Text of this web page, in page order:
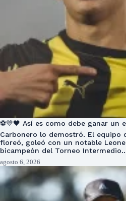
⚽💛🖤 Así es como debe ganar un
Carbonero lo demostró. El equipo
floreó, goleó con un notable
bicampeón del Torneo
agosto 6, 2026